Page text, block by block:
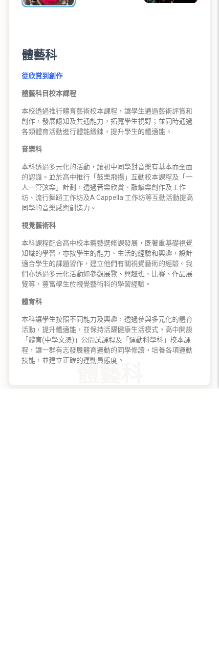
體藝科
從欣賞到創作
體藝科目校本課程
本校透過推行體育藝術校本課程，讓學生通過藝術評賞和
創作，發展認知及共通能力，拓寬學生視野；並同時通過
各類體育活動進行體能鍛鍊，提升學生的體適能。
音樂科
本科透過多元化的活動，讓初中同學對音樂有基本而全面
的認識。並於高中推行「鼓樂飛揚」互動校本課程及「一
人一管弦樂」計劃，透過音樂欣賞、敲擊樂創作及工作
坊、流行舞蹈工作坊及A Cappella 工作坊等互動活動提高
同學的音樂感與創造力。
視覺藝術科
本科課程配合高中校本體藝選修課發展，既著重基礎視覺
知識的學習，亦按學生的能力、生活的經驗和興趣，設計
適合學生的課題習作，建立他們有關視覺藝術的經驗。我
們亦透過多元化活動如參觀展覽、興趣班、比賽、作品展
覽等，豐富學生於視覺藝術科的學習經驗。
體育科
本科讓學生按照不同能力及興趣，透過參與多元化的體育
活動，提升體適能，並保持活躍健康生活模式。高中開設
「體育(中學文憑)」公開試課程及「運動科學科」校本課
程，讓一群有志發展體育運動的同學修讀，培養各項運動
技能，並建立正確的運動員態度。